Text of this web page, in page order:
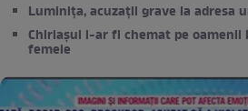
Luminița, acuzații grave la adresa
Chiriașul i-ar fi chemat pe oamenii
femeie